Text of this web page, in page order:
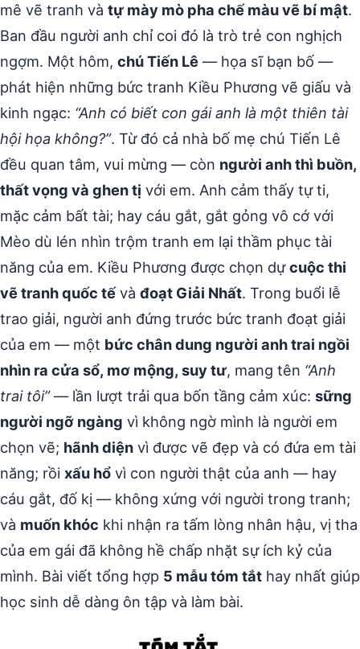
mê vẽ tranh và tự mày mò pha chế màu vẽ bí mật.
Ban đầu người anh chỉ coi đó là trò trẻ con nghịch
ngợm. Một hôm, chú Tiến Lê — họa sĩ bạn bố —
phát hiện những bức tranh Kiều Phương vẽ giấu và
kinh ngạc: “Anh có biết con gái anh là một thiên tài
hội họa không?”. Từ đó cả nhà bố mẹ chú Tiến Lê
đều quan tâm, vui mừng — còn người anh thì buồn,
thất vọng và ghen tị với em. Anh cảm thấy tự ti,
mặc cảm bất tài; hay cáu gắt, gắt gỏng vô cớ với
Mèo dù lén nhìn trộm tranh em lại thầm phục tài
năng của em. Kiều Phương được chọn dựcuộc thi
vẽ tranh quốc tếvà đoạt Giải Nhất. Trong buổi lễ
trao giải, người anh đứng trước bức tranh đoạt giải
của em — một bức chân dung người anh trai ngồi
nhìn ra cửa sổ, mơ mộng, suy tư, mang tên “Anh
trai tôi”— lần lượt trải qua bốn tầng cảm xúc: sững
người ngỡ ngàng vì không ngờ mình là người em
chọn vẽ; hãnh diện vì được vẽ đẹp và có đứa em tài
năng; rồi xấu hổ vì con người thật của anh — hay
cáu gắt, đố kị — không xứng với người trong tranh;
và muốn khóc khi nhận ra tấm lòng nhân hậu, vị tha
của em gái đã không hề chấp nhặt sự ích kỷ của
mình. Bài viết tổng hợp 5 mẫu tóm tắt hay nhất giúp
học sinh dễ dàng ôn tập và làm bài.